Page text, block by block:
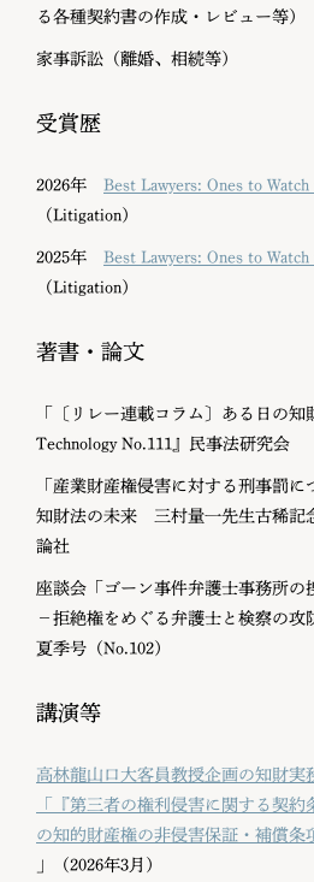
る各種契約書の作成・レビュー等）
家事訴訟（離婚、相続等）
受賞歴
2026年 Best Lawyers: Ones to
（Litigation）
2025年 Best Lawyers: Ones to
（Litigation）
著書・論文
「〔リレー連載コラム〕ある日の知
Technology No.111』民事法研究会
「産業財産権侵害に対する刑事罰
知財法の未来 三村量一先生古稀記
論社
座談会「ゴーン事件弁護士事務所の
−拒絶権をめぐる弁護士と検察の攻
夏季号（No.102）
講演等
高林龍山口大客員教授企画の知財実
「『第三者の権利侵害に関する契
の知的財産権の非侵害保証・補償条
」（2026年3月）